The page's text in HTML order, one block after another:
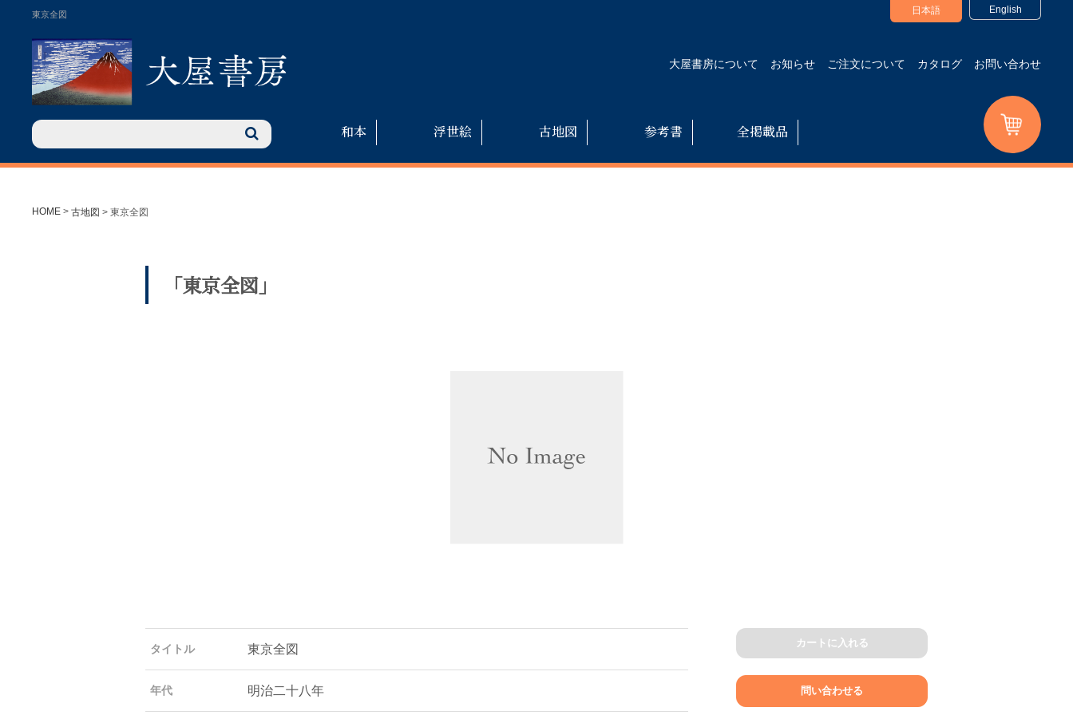
東京全図 日本語 English
大屋書房について お知らせ ご注文について カタログ お問い合わせ
和本 浮世絵 古地図 参考書 全掲載品
HOME > 古地図 > 東京全図
「東京全図」
タイトル 東京全図
年代 明治二十八年
カートに入れる